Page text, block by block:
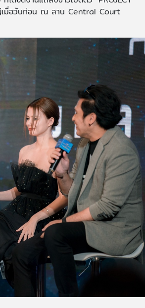
ญ่เมื่อวันก่อน ณ ลาน Central Court